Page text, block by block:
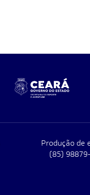
Produção de
(85)